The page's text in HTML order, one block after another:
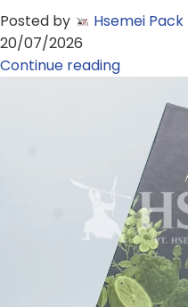
Posted by
Hsemei
20/07/2026
Continue reading